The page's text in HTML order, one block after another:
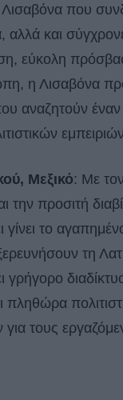
που
αλλά και
εύκολη
η Λισαβόνα
αναζητούν
Μεξικό: Με
την προσιτή
γίνει το
τη
γρήγορο
πληθώρα
για τους